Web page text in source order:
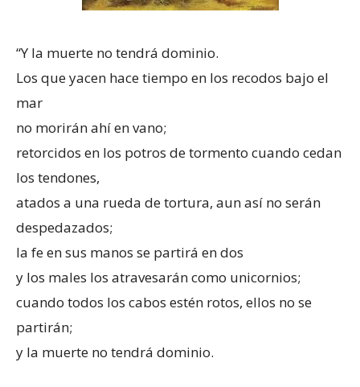
“Y la muerte no tendrá dominio.
Los que yacen hace tiempo en los recodos bajo el
mar
no morirán ahí en vano;
retorcidos en los potros de tormento cuando cedan
los tendones,
atados a una rueda de tortura, aun así no serán
despedazados;
la fe en sus manos se partirá en dos
y los males los atravesarán como unicornios;
cuando todos los cabos estén rotos, ellos no se
partirán;
y la muerte no tendrá dominio.